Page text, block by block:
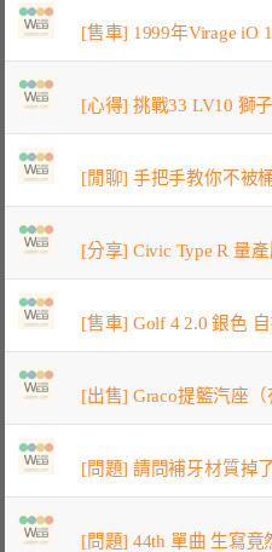
[售車] 1999年Virage iO
[心得] 挑戰33 LV10 獅
[閒聊] 手把手教你不被
[分享] Civic Type R 量
[售車] Golf 4 2.0 銀色
[出售] Graco提籃汽座
[問題] 請問補牙材質掉
[問題] 44th 單曲 生寫竟